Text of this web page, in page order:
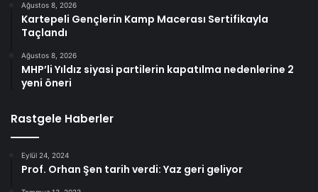
Ağustos 8, 2026
Kartepeli Gençlerin Kamp Macerası Sertifikayla
Taçlandı
Ağustos 8, 2026
MHP’li Yıldız siyasi partilerin kapatılma nedenlerine 2
yeni öneri
Rastgele Haberler
Eylül 24, 2024
Prof. Orhan Şen tarih verdi: Yaz geri geliyor